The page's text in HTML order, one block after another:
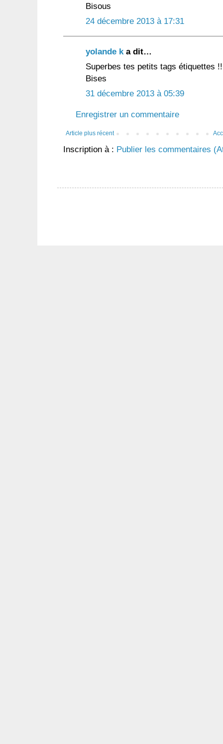
Bisous
24 décembre 2013 à 17:31
yolande ka dit…
Superbes tes petits tags étiquettes
Bises
31 décembre 2013 à 05:39
Enregistrer un commentaire
Article plus récent
Inscription à : Publier les commentaires